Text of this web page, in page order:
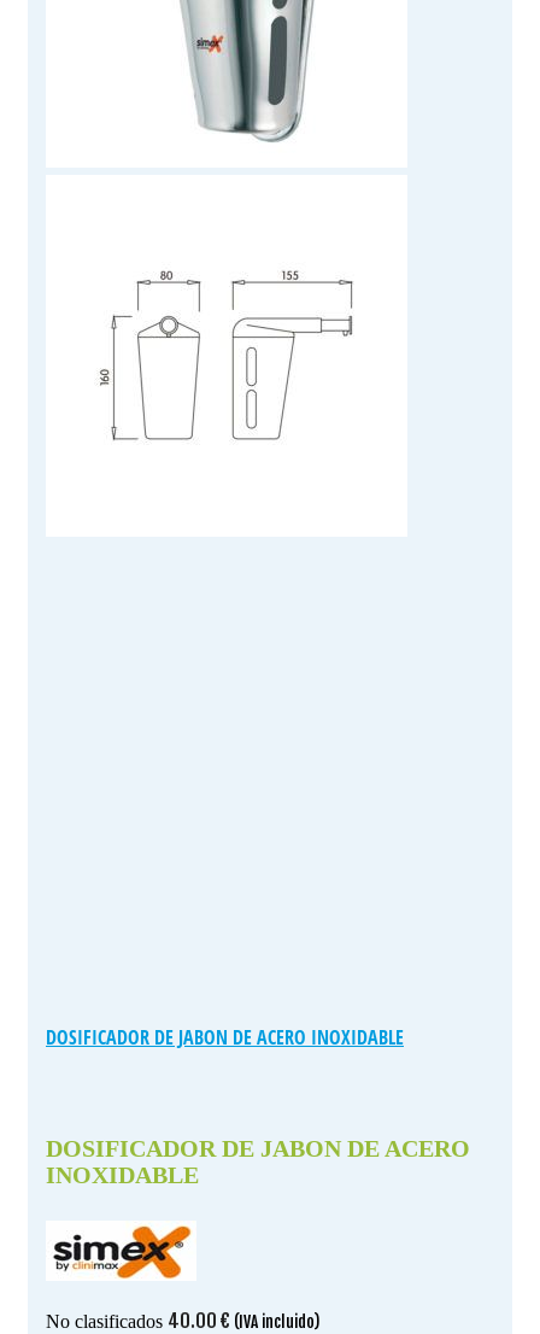
DOSIFICADOR DE JABON DE ACERO INOXIDABLE
DOSIFICADOR DE JABON DE ACERO
INOXIDABLE
No clasificados 40.00 € (IVA incluido)